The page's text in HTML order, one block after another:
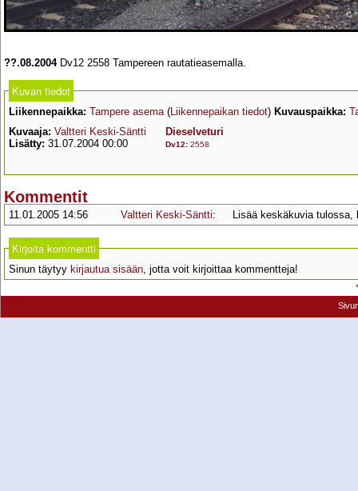
??.08.2004Dv12 2558 Tampereen rautatieasemalla.
Kuvan tiedot
Liikennepaikka: Tampere asema(Liikennepaikan tiedot) Kuvauspaikka:
Kuvaaja: Valtteri Keski-Säntti
Lisätty: 31.07.2004 00:00
Dieselveturi
Dv12: 2558
Kommentit
11.01.2005 14:56 Valtteri Keski-Säntti: Lisää keskäkuvia
Kirjoita kommentti
Sinun täytyy kirjautua sisään, jotta voit kirjoittaa kommentteja!